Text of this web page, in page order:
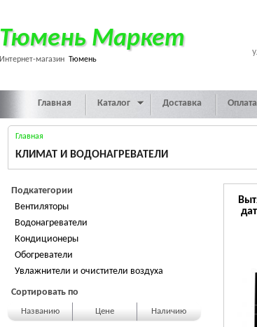
Тюмень Маркет
Интернет-магазин Тюмень
Главная Каталог Доставка Оплата
Главная
КЛИМАТ И ВОДОНАГРЕВАТЕЛИ
Подкатегории
Вентиляторы
Водонагреватели
Кондиционеры
Обогреватели
Увлажнители и очистители воздуха
Сортировать по
Названию Цене Наличию